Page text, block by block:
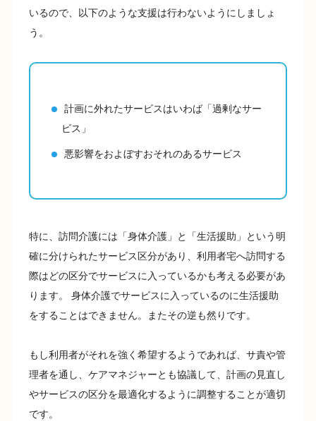
いるので、以下のような支援は行わないようにしましょ
う。
計画に外れたサービスはいわば「過剰なサー
ビス」
悪影響をおよぼすおそれのあるサービス
特に、訪問介護には「身体介護」と「生活援助」という明
確に分けられたサービス区分があり、利用者宅へ訪問する
際はどの区分でサービスに入っているかも考える必要があ
ります。 身体介護でサービスに入っているのに生活援助
をすることはできません。またその逆も然りです。
もし利用者がそれを強く希望するようであれば、サ責や管
理者を通し、ケアマネジャーとも協議して、計画の見直し
やサービスの区分を最適化するように調整することが適切
です。